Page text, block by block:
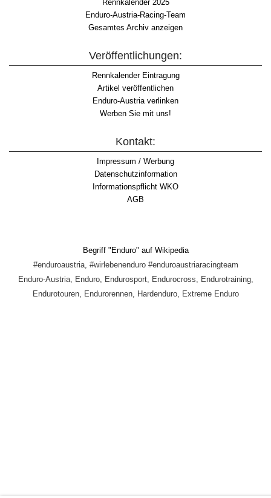
Rennkalender 2025
Enduro-Austria-Racing-Team
Gesamtes Archiv anzeigen
Veröffentlichungen:
Rennkalender Eintragung
Artikel veröffentlichen
Enduro-Austria verlinken
Werben Sie mit uns!
Kontakt:
Impressum / Werbung
Datenschutzinformation
Informationspflicht WKO
AGB
Begriff "Enduro" auf Wikipedia
#enduroaustria, #wirlebenenduro #enduroaustriaracingteam
Enduro-Austria, Enduro, Endurosport, Endurocross, Endurotraining,
Endurotouren, Endurorennen, Hardenduro, Extreme Enduro